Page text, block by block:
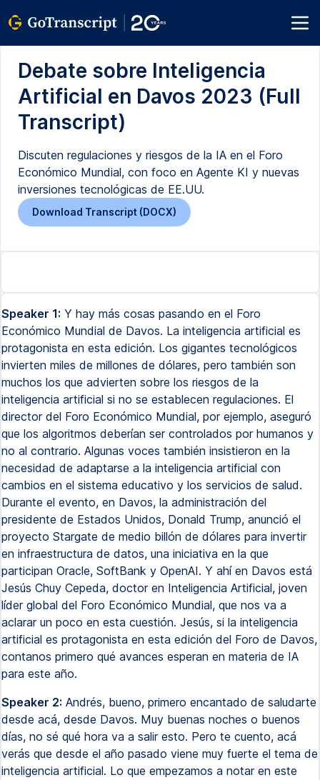
Debate sobre Inteligencia
Artificial en Davos 2023 (Full
Transcript)
Discuten regulaciones y riesgos de la IA en el Foro
Económico Mundial, con foco en Agente KI y nuevas
inversiones tecnológicas de EE.UU.
Download Transcript (DOCX)
Speaker 1: Y hay más cosas pasando en el Foro
Económico Mundial de Davos. La inteligencia artificial es
protagonista en esta edición. Los gigantes tecnológicos
invierten miles de millones de dólares, pero también son
muchos los que advierten sobre los riesgos de la
inteligencia artificial si no se establecen regulaciones. El
director del Foro Económico Mundial, por ejemplo, aseguró
que los algoritmos deberían ser controlados por humanos y
no al contrario. Algunas voces también insistieron en la
necesidad de adaptarse a la inteligencia artificial con
cambios en el sistema educativo y los servicios de salud.
Durante el evento, en Davos, la administración del
presidente de Estados Unidos, Donald Trump, anunció el
proyecto Stargate de medio billón de dólares para invertir
en infraestructura de datos, una iniciativa en la que
participan Oracle, SoftBank y OpenAI. Y ahí en Davos está
Jesús Chuy Cepeda, doctor en Inteligencia Artificial, joven
líder global del Foro Económico Mundial, que nos va a
aclarar un poco en esta cuestión. Jesús, si la inteligencia
artificial es protagonista en esta edición del Foro de Davos,
contanos primero qué avances esperan en materia de IA
para este año.
Speaker 2: Andrés, bueno, primero encantado de saludarte
desde acá, desde Davos. Muy buenas noches o buenos
días, no sé qué hora va a salir esto. Pero te cuento, acá
verás que desde el año pasado viene muy fuerte el tema de
inteligencia artificial. Lo que empezamos a notar en este